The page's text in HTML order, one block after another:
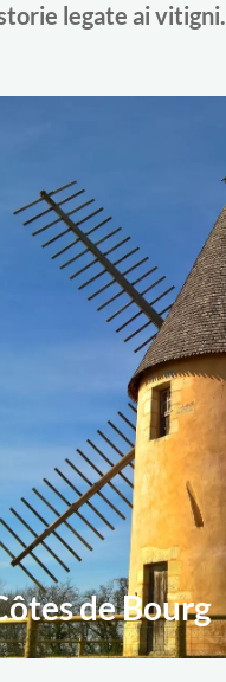
legate ai vitigni.
de Bourg